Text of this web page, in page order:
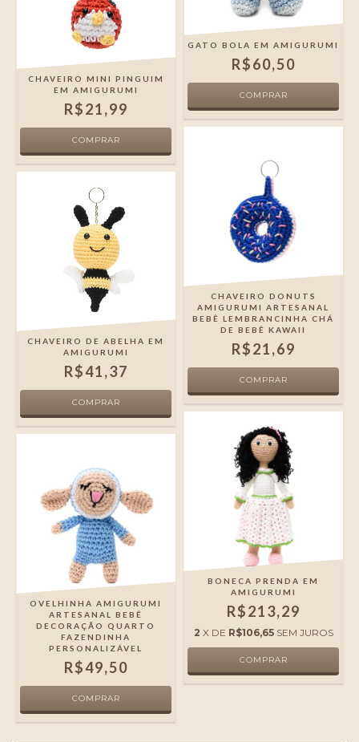
CHAVEIRO MINI PINGUIM
EM AMIGURUMI
R$21,99
GATO BOLA EM AMIGURUMI
R$60,50
CHAVEIRO DE ABELHA EM
AMIGURUMI
R$41,37
CHAVEIRO DONUTS
AMIGURUMI ARTESANAL
BEBÊ LEMBRANCINHA CHÁ
DE BEBÊ KAWAII
R$21,69
OVELHINHA AMIGURUMI
ARTESANAL BEBÊ
DECORAÇÃO QUARTO
FAZENDINHA
PERSONALIZÁVEL
R$49,50
BONECA PRENDA EM
AMIGURUMI
R$213,29
2 X DE R$106,65 SEM JUROS